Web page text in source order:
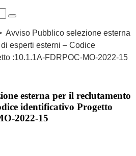
Avviso Pubblico selezione esterna
esperti esterni – Codice
:10.1.1A-FDRPOC-MO-2022-15
esterna per il reclutamento
identificativo Progetto
2022-15